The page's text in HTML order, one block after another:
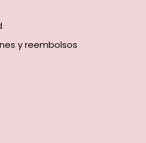
y reembolsos